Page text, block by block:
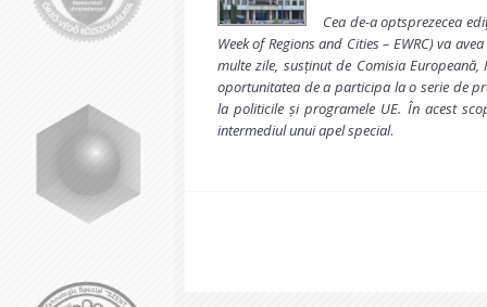
Cea de-a optsprezecea
Week of Regions and Cities – EWRC) va
multe zile, susținut de Comisia
oportunitatea de a participa la o serie de
la politicile și programele UE. În acest
intermediul unui apel special.